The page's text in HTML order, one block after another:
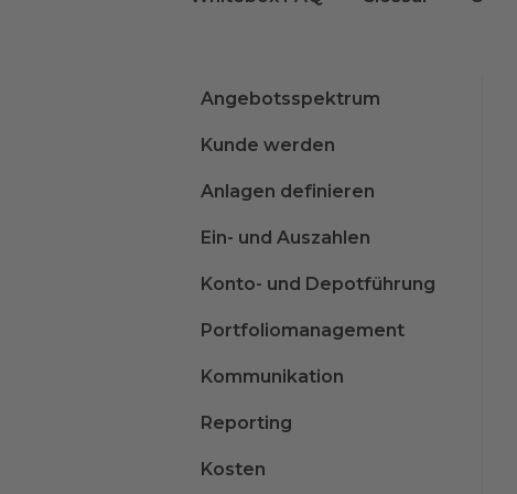
Angebotsspektrum
Kunde werden
Anlagen definieren
Ein- und Auszahlen
Konto- und Depotführung
Portfoliomanagement
Kommunikation
Reporting
Kosten